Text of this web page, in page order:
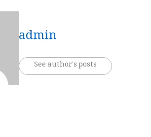
admin
See author's posts